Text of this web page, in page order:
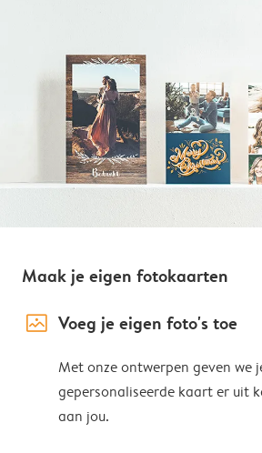
Maak je eigen fotokaarten
image_placeholder Voeg je eigen foto's toe
Met onze ontwerpen geven we
gepersonaliseerde kaart er uit
aan jou.